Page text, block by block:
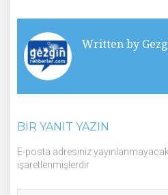
Written by
BIR YANIT YAZIN
E-posta adresiniz
işaretlenmişlerdir